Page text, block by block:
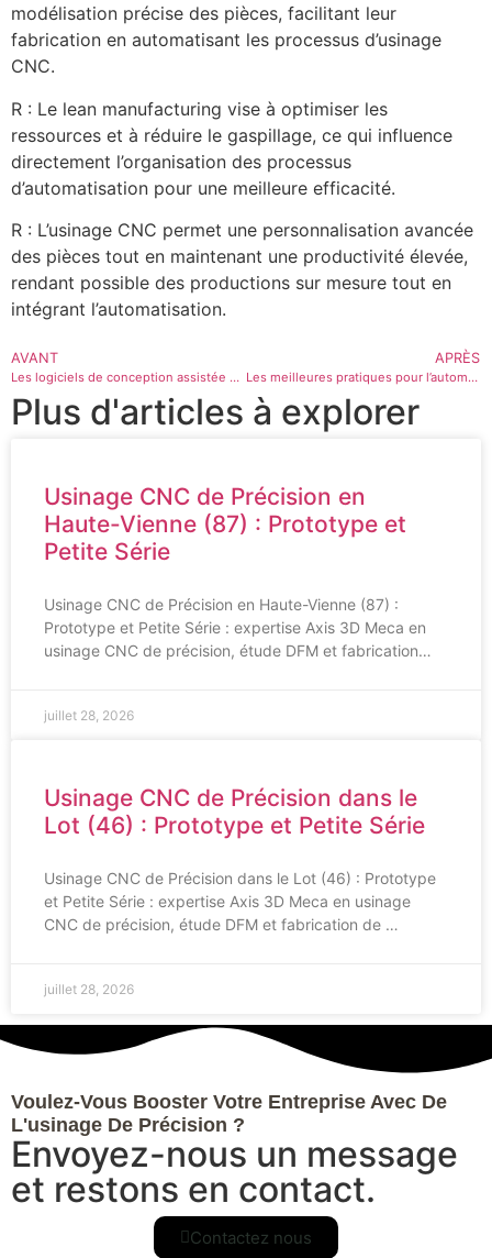
modélisation précise des pièces, facilitant leur
fabrication en automatisant les processus d’usinage
CNC.
R : Le lean manufacturing vise à optimiser les
ressources et à réduire le gaspillage, ce qui influence
directement l’organisation des processus
d’automatisation pour une meilleure efficacité.
R : L’usinage CNC permet une personnalisation avancée
des pièces tout en maintenant une productivité élevée,
rendant possible des productions sur mesure tout en
intégrant l’automatisation.
AVANT
Les logiciels de conception assistée par ordinateur (CAO) pour l’usinage CNC
APRÈS
Les meilleures pratiques pour l’automatisation administrative
Plus d'articles à explorer
Usinage CNC de Précision en
Haute-Vienne (87) : Prototype et
Petite Série
Usinage CNC de Précision en Haute-Vienne (87) :
Prototype et Petite Série : expertise Axis 3D Meca en
usinage CNC de précision, étude DFM et fabrication…
juillet 28, 2026
Usinage CNC de Précision dans le
Lot (46) : Prototype et Petite Série
Usinage CNC de Précision dans le Lot (46) : Prototype
et Petite Série : expertise Axis 3D Meca en usinage
CNC de précision, étude DFM et fabrication de …
juillet 28, 2026
Voulez-Vous Booster Votre Entreprise Avec De
L'usinage De Précision ?
Envoyez-nous un message
et restons en contact.
Contactez nous